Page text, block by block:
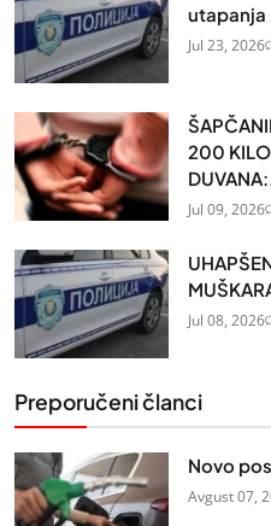
utapanja
Jul 23, 2026
200
Jul 09, 2026
Jul 08, 2026
Preporučeni članci
Novo
Avgust 07,